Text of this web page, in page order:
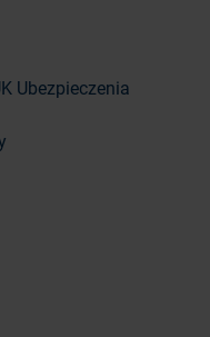
Ubezpieczenia